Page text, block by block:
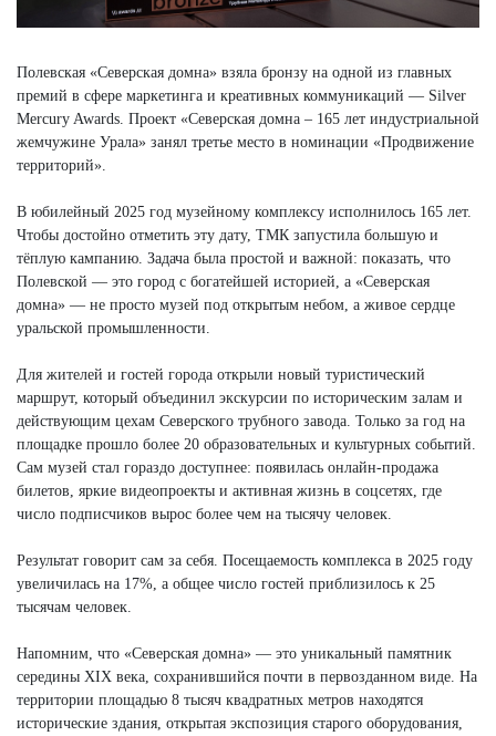
Полевская «Северская домна» взяла бронзу на одной из главных
премий в сфере маркетинга и креативных коммуникаций — Silver
Mercury Awards. Проект «Северская домна – 165 лет индустриальной
жемчужине Урала» занял третье место в номинации «Продвижение
территорий».
В юбилейный 2025 год музейному комплексу исполнилось 165 лет.
Чтобы достойно отметить эту дату, ТМК запустила большую и
тёплую кампанию. Задача была простой и важной: показать, что
Полевской — это город с богатейшей историей, а «Северская
домна» — не просто музей под открытым небом, а живое сердце
уральской промышленности.
Для жителей и гостей города открыли новый туристический
маршрут, который объединил экскурсии по историческим залам и
действующим цехам Северского трубного завода. Только за год на
площадке прошло более 20 образовательных и культурных событий.
Сам музей стал гораздо доступнее: появилась онлайн-продажа
билетов, яркие видеопроекты и активная жизнь в соцсетях, где
число подписчиков вырос более чем на тысячу человек.
Результат говорит сам за себя. Посещаемость комплекса в 2025 году
увеличилась на 17%, а общее число гостей приблизилось к 25
тысячам человек.
Напомним, что «Северская домна» — это уникальный памятник
середины XIX века, сохранившийся почти в первозданном виде. На
территории площадью 8 тысяч квадратных метров находятся
исторические здания, открытая экспозиция старого оборудования,